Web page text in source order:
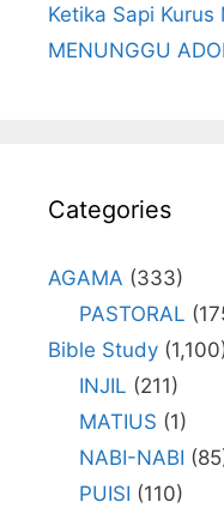
Ketika Sapi
MENUNGGU
Categories
AGAMA (333)
PASTORAL
Bible Study
INJIL (211)
MATIUS (1)
NABI-NABI
PUISI (110)